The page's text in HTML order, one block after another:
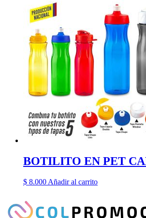
BOTILITO EN PET
$ 8.000 Añadir al carrito